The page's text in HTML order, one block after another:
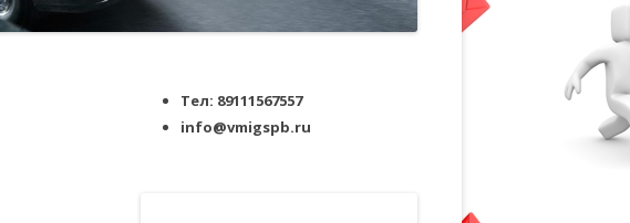
Тел: 89111567557
info@vmigspb.ru